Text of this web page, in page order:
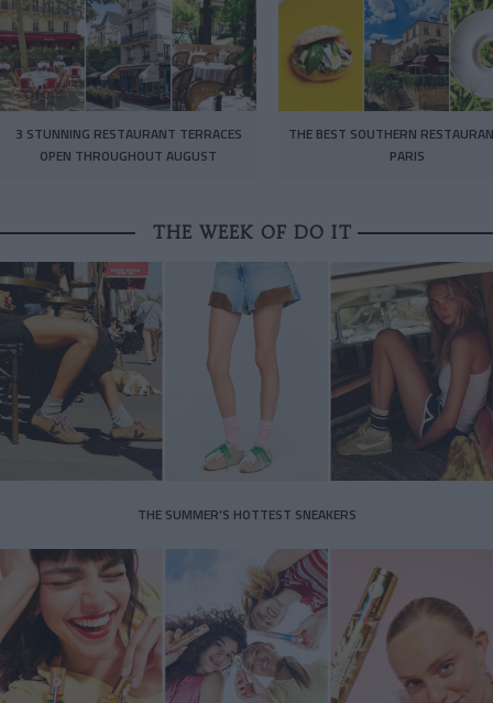
3 STUNNING RESTAURANT TERRACES
OPEN THROUGHOUT AUGUST
THE BEST SOUTHERN
PARIS
THE WEEK OF DO IT
THE SUMMER’S HOTTEST SNEAKERS